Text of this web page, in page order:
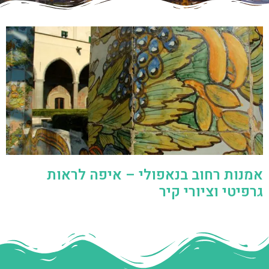
אמנות רחוב בנאפולי – איפה לראות
גרפיטי וציורי קיר